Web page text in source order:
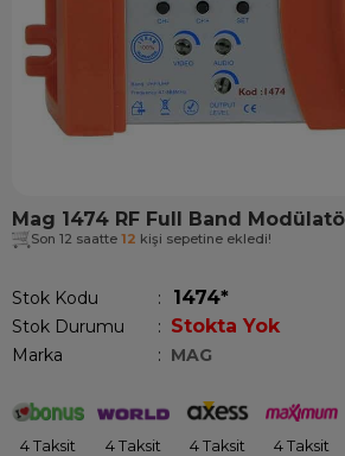
Mag 1474 RF Full Band
Son 12 saatte 12 kişi sepetine ekledi!
Stok Kodu 1474*
Stok Durumu : Stokta Yok
Marka : MAG
4 Taksit 4 Taksit 4 Taksit 4 Taksit